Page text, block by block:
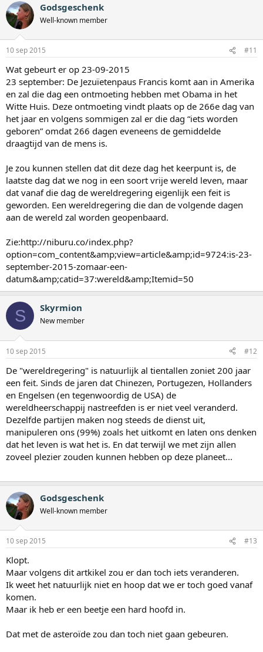
Godsgeschenk
Well-known member
10 sep 2015 #11
Wat gebeurt er op 23-09-2015
23 september: De Jezuïetenpaus Francis komt aan in Amerika
en zal die dag een ontmoeting hebben met Obama in het
Witte Huis. Deze ontmoeting vindt plaats op de 266e dag van
het jaar en volgens sommigen zal er die dag “iets worden
geboren” omdat 266 dagen eveneens de gemiddelde
draagtijd van de mens is.
Je zou kunnen stellen dat dit deze dag het keerpunt is, de
laatste dag dat we nog in een soort vrije wereld leven, maar
dat vanaf die dag de wereldregering eigenlijk een feit is
geworden. Een wereldregering die dan de volgende dagen
aan de wereld zal worden geopenbaard.
Zie:http://niburu.co/index.php?
option=com_content&amp;view=article&amp;id=9724:is-23-
september-2015-zomaar-een-
datum&amp;catid=37:wereld&amp;Itemid=50
S Skyrmion
New member
10 sep 2015 #12
De "wereldregering" is natuurlijk al tientallen zoniet 200 jaar
een feit. Sinds de jaren dat Chinezen, Portugezen, Hollanders
en Engelsen (en tegenwoordig de USA) de
wereldheerschappij nastreefden is er niet veel veranderd.
Dezelfde partijen maken nog steeds de dienst uit,
manipuleren ons (99%) zoals het uitkomt en laten ons denken
dat het leven is wat het is. En dat terwijl we met zijn allen
zoveel plezier zouden kunnen hebben op deze planeet...
Godsgeschenk
Well-known member
10 sep 2015 #13
Klopt.
Maar volgens dit artkikel zou er dan toch iets veranderen.
Ik weet het natuurlijk niet en hoop dat we er toch goed vanaf
komen.
Maar ik heb er een beetje een hard hoofd in.
Dat met de asteroïde zou dan toch niet gaan gebeuren.